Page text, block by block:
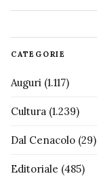
CATEGORIE
Auguri (1.117)
Cultura (1.239)
Dal Cenacolo (29)
Editoriale (485)